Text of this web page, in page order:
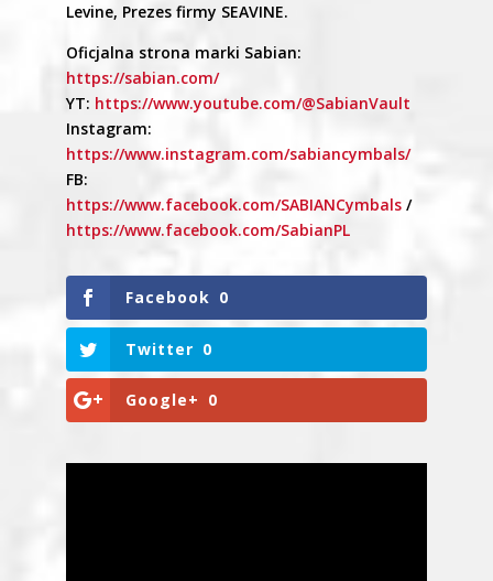
Levine, Prezes firmy SEAVINE.
Oficjalna strona marki Sabian:
https://sabian.com/
YT: https://www.youtube.com/@SabianVault
Instagram:
https://www.instagram.com/sabiancymbals/
FB:
https://www.facebook.com/SABIANCymbals/
https://www.facebook.com/SabianPL
Facebook 0
Twitter 0
Google+ 0